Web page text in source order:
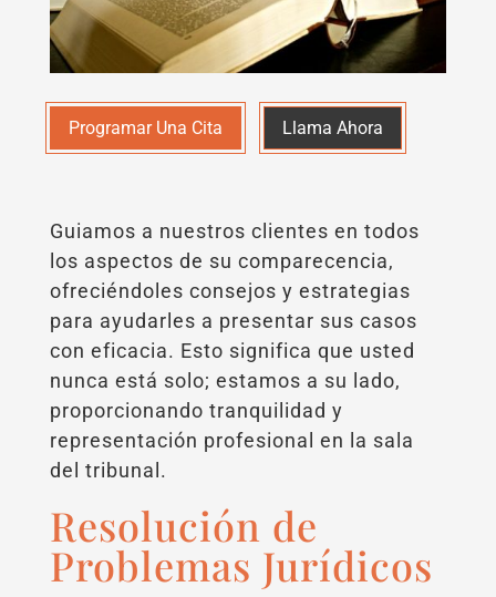
Programar Una Cita Llama Ahora
Guiamos a nuestros clientes en todos
los aspectos de su comparecencia,
ofreciéndoles consejos y estrategias
para ayudarles a presentar sus casos
con eficacia. Esto significa que usted
nunca está solo; estamos a su lado,
proporcionando tranquilidad y
representación profesional en la sala
del tribunal.
Resolución de
Problemas Jurídicos